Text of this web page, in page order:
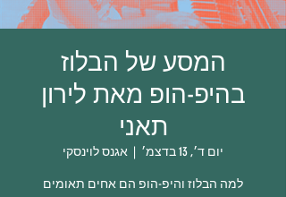
המסע של הבלוז
בהיפ-הופ מאת לירון
תאני
יום ד׳, 13 בדצמ׳
  |
אגנס לוינסקי
למה הבלוז והיפ-הופ הם אחים תאומים